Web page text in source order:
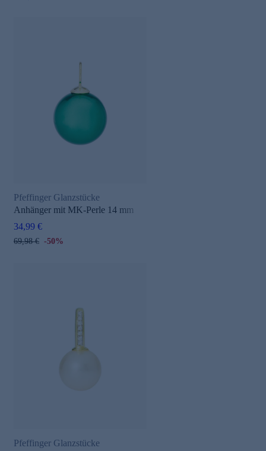
Pfeffinger Glanzstücke
Anhänger mit MK-Perle 14 mm
34,99 €
69,98 € -50%
Pfeffinger Glanzstücke